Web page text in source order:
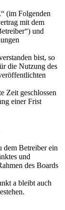
(im Folgenden
mit dem
und
bist, so
die Nutzung des
Zeit geschlossen
einer Frist
dem Betreiber ein
und
des Boards
a bleibt auch